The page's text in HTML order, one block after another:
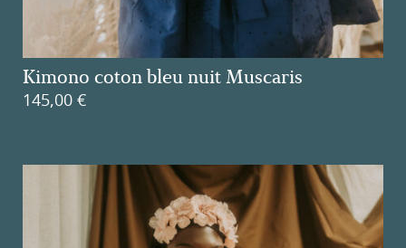
Kimono coton bleu nuit Muscaris
145,00 €